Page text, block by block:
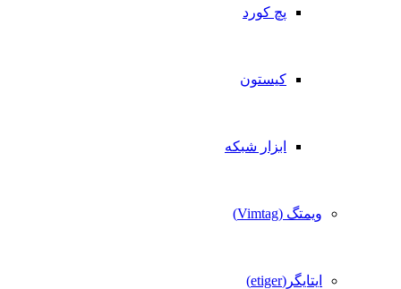
پچ کورد
کیستون
ابزار شبکه
ویمتگ (Vimtag)
ایتایگر(etiger)